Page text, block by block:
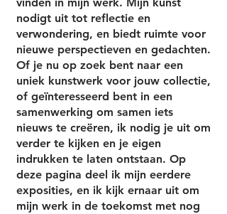
nodigt uit tot reflectie en
verwondering, en biedt ruimte voor
nieuwe perspectieven en gedachten.
Of je nu op zoek bent naar een
uniek kunstwerk voor jouw collectie,
of geïnteresseerd bent in een
samenwerking om samen iets
nieuws te creëren, ik nodig je uit om
verder te kijken en je eigen
indrukken te laten ontstaan. Op
deze pagina deel ik mijn eerdere
exposities, en ik kijk ernaar uit om
mijn werk in de toekomst met nog